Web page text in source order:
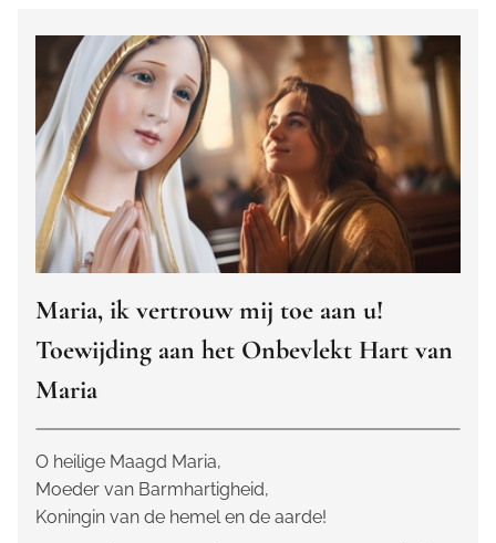
Maria, ik vertrouw mij toe aan u!
Toewijding aan het Onbevlekt Hart van
Maria
O heilige Maagd Maria,
Moeder van Barmhartigheid,
Koningin van de hemel en de aarde!